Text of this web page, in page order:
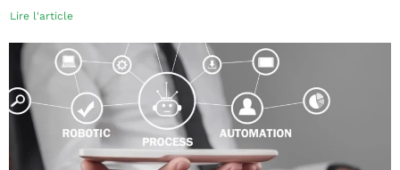
Lire l'article